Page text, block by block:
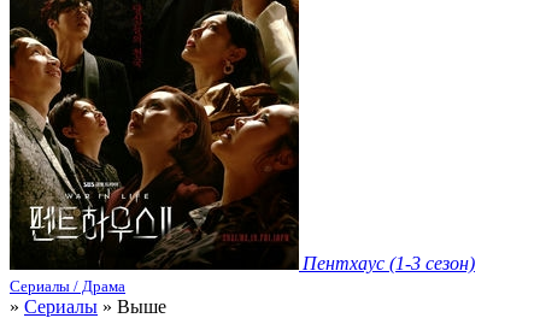
Пентхаус (1-3 сезон)
Сериалы / Драма
» Сериалы » Выше